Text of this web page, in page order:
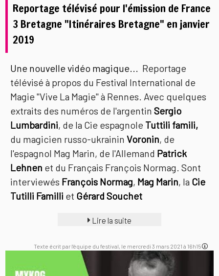
Reportage télévisé pour l'émission de France
3 Bretagne "Itinéraires Bretagne" en janvier
2019
Une nouvelle vidéo magique... Reportage
télévisé à propos du Festival International de
Magie "Vive La Magie" à Rennes. Avec quelques
extraits des numéros de l'argentinSergio
Lumbardini, de la Cie espagnole Tuttili famili,
du magicien russo-ukraininVoronin, de
l'espagnol Mag Marin, de l'Allemand Patrick
Lehnen et du Français François Normag. Sont
interviewés François Normag, Mag Marin, la Cie
Tutilli Familli et Gérard Souchet
Lire la suite
Texte écrit par l'équipe du festival, le mercredi 3 mars 2021 à 16h15